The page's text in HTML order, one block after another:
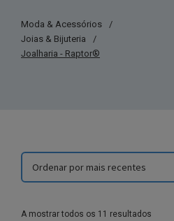
Moda & Acessórios
/
Joias & Bijuteria
/
Joalharia - Raptor®
A mostrar todos os 11 resultados